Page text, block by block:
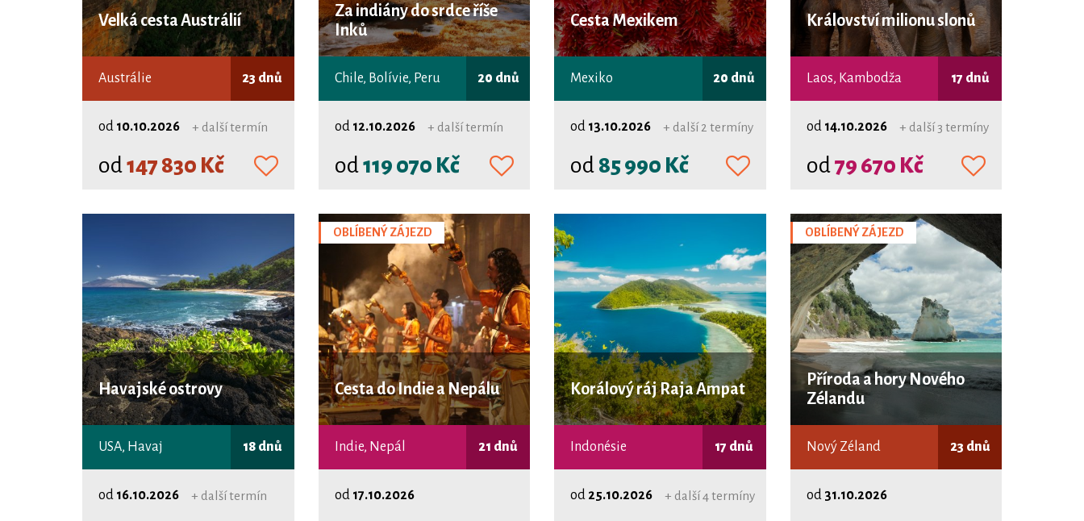
Velká cesta Austrálií
Austrálie 23 dnů
od 10.10.2026 + další termín
od147 830 Kč
Za indiány do srdce říše
Inků
Chile, Bolívie, Peru 20 dnů
od 12.10.2026 + další termín
od119 070 Kč
Cesta Mexikem
Mexiko 20 dnů
od 13.10.2026 + další 2 termíny
od 85 990 Kč
Království milionu slonů
Laos, Kambodža 17 dnů
od 14.10.2026 + další 3 termíny
od79 670 Kč
Havajské ostrovy
USA, Havaj 18 dnů
od 16.10.2026 + další termín
OBLÍBENÝ ZÁJEZD
Cesta do Indie a Nepálu
Indie, Nepál 21 dnů
od 17.10.2026
Korálový ráj Raja Ampat
Indonésie 17 dnů
od 25.10.2026 + další 4 termíny
OBLÍBENÝ ZÁJEZD
Příroda a hory Nového
Zélandu
Nový Zéland 23 dnů
od 31.10.2026